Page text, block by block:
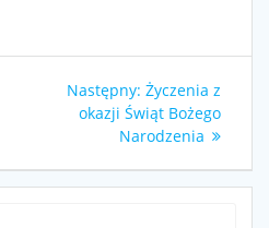
Następny: Następny
wpis:
Życzenia z
okazji Świąt Bożego
Narodzenia